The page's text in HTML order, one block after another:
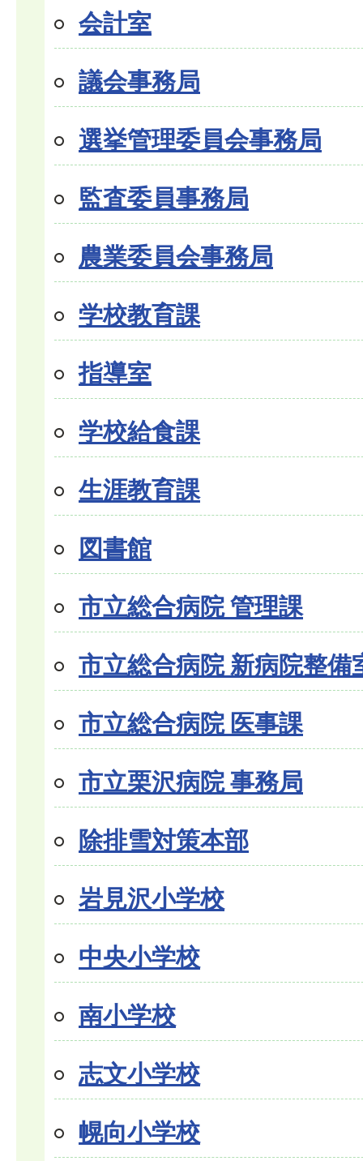
会計室
議会事務局
選挙管理委員会事務局
監査委員事務局
農業委員会事務局
学校教育課
指導室
学校給食課
生涯教育課
図書館
市立総合病院 管理課
市立総合病院 新病院整備
市立総合病院 医事課
市立栗沢病院 事務局
除排雪対策本部
岩見沢小学校
中央小学校
南小学校
志文小学校
幌向小学校